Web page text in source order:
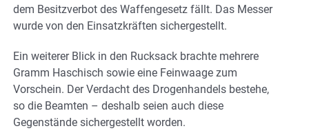
dem Besitzverbot des Waffengesetz fällt. Das Messer
wurde von den Einsatzkräften sichergestellt.
Ein weiterer Blick in den Rucksack brachte mehrere
Gramm Haschisch sowie eine Feinwaage zum
Vorschein. Der Verdacht des Drogenhandels bestehe,
so die Beamten – deshalb seien auch diese
Gegenstände sichergestellt worden.